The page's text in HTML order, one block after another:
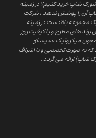
شاپ خرید کنیم؟ در زمینه
شاپ آن را پوشش ندهد ، شرکت
مجموعه بالادست در زمینه
برند های مطرح و با کیفیت روز
همچون میکروتیک ،سیسکو
که به صورت تخصصی و با اشراف
شاپ) ارائه می گردد .